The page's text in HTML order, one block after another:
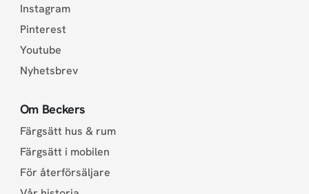
Instagram
Pinterest
Youtube
Nyhetsbrev
Om Beckers
Färgsätt hus & rum
Färgsätt i mobilen
För återförsäljare